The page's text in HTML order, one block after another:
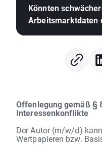
Könnten
Arbeitsmarktdaten
Offenlegung gemäß §
Interessenkonflikte
Der Autor (m/w/d)
Wertpapieren bzw.